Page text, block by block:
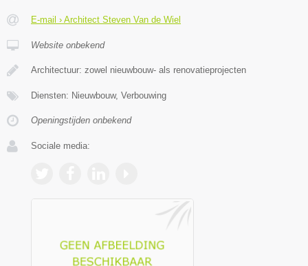
E-mail › Architect Steven Van de Wiel
Website onbekend
Architectuur: zowel nieuwbouw- als renovatieprojecten
Diensten: Nieuwbouw, Verbouwing
Openingstijden onbekend
Sociale media: